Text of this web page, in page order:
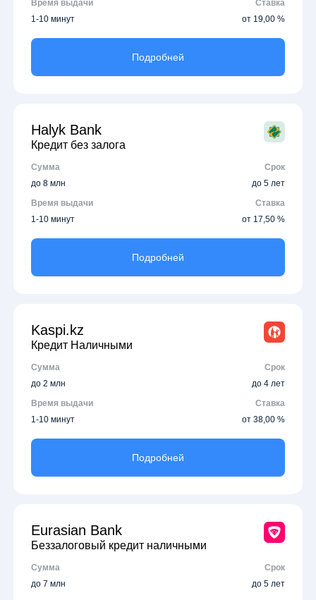
Время выдачи
Ставка
1-10 минут
от 19,00 %
Подробней
Halyk Bank
Кредит без залога
Сумма
Срок
до 8 млн
до 5 лет
Время выдачи
Ставка
1-10 минут
от 17,50 %
Подробней
Kaspi.kz
Кредит Наличными
Сумма
Срок
до 2 млн
до 4 лет
Время выдачи
Ставка
1-10 минут
от 38,00 %
Подробней
Eurasian Bank
Беззалоговый кредит наличными
Сумма
Срок
до 7 млн
до 5 лет